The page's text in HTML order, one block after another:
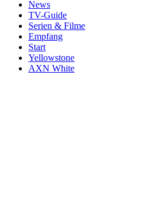
News
TV-Guide
Serien & Filme
Empfang
Start
Yellowstone
AXN White